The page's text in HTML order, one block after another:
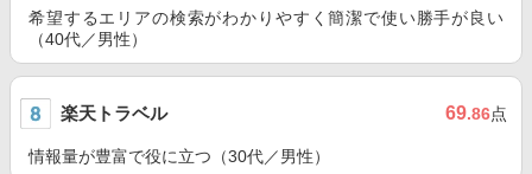
希望するエリアの検索がわかりやすく簡潔で使い勝手が良い
（40代／男性）
楽天トラベル 69.86点
情報量が豊富で役に立つ（30代／男性）